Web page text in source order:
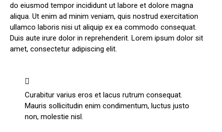
do eiusmod tempor incididunt ut labore et dolore magna
aliqua. Ut enim ad minim veniam, quis nostrud exercitation
ullamco laboris nisi ut aliquip ex ea commodo consequat.
Duis aute irure dolor in reprehenderit. Lorem ipsum dolor sit
amet, consectetur adipiscing elit.
Curabitur varius eros et lacus rutrum consequat.
Mauris sollicitudin enim condimentum, luctus justo
non, molestie nisl.